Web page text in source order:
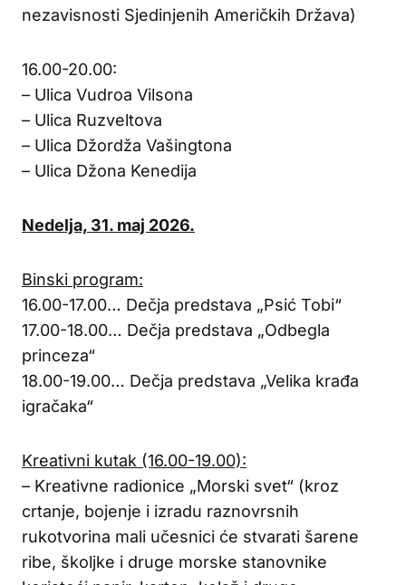
nezavisnosti Sjedinjenih Američkih Država)
16.00-20.00:
– Ulica Vudroa Vilsona
– Ulica Ruzveltova
– Ulica Džordža Vašingtona
– Ulica Džona Kenedija
Nedelja, 31. maj 2026.
Binski program:
16.00-17.00… Dečja predstava „Psić Tobi“
17.00-18.00… Dečja predstava „Odbegla
princeza“
18.00-19.00… Dečja predstava „Velika krađa
igračaka“
Kreativni kutak (16.00-19.00):
– Kreativne radionice „Morski svet“ (kroz
crtanje, bojenje i izradu raznovrsnih
rukotvorina mali učesnici će stvarati šarene
ribe, školjke i druge morske stanovnike